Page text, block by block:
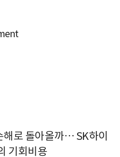
로 돌아올까… SK하이
기회비용